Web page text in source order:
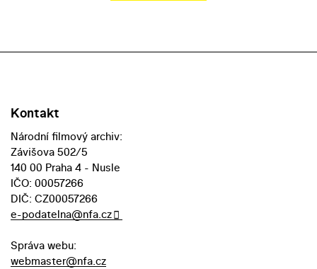
Kontakt
Národní filmový archiv:
Závišova 502/5
140 00 Praha 4 - Nusle
IČO: 00057266
DIČ: CZ00057266
e-podatelna@nfa.cz
Správa webu:
webmaster@nfa.cz